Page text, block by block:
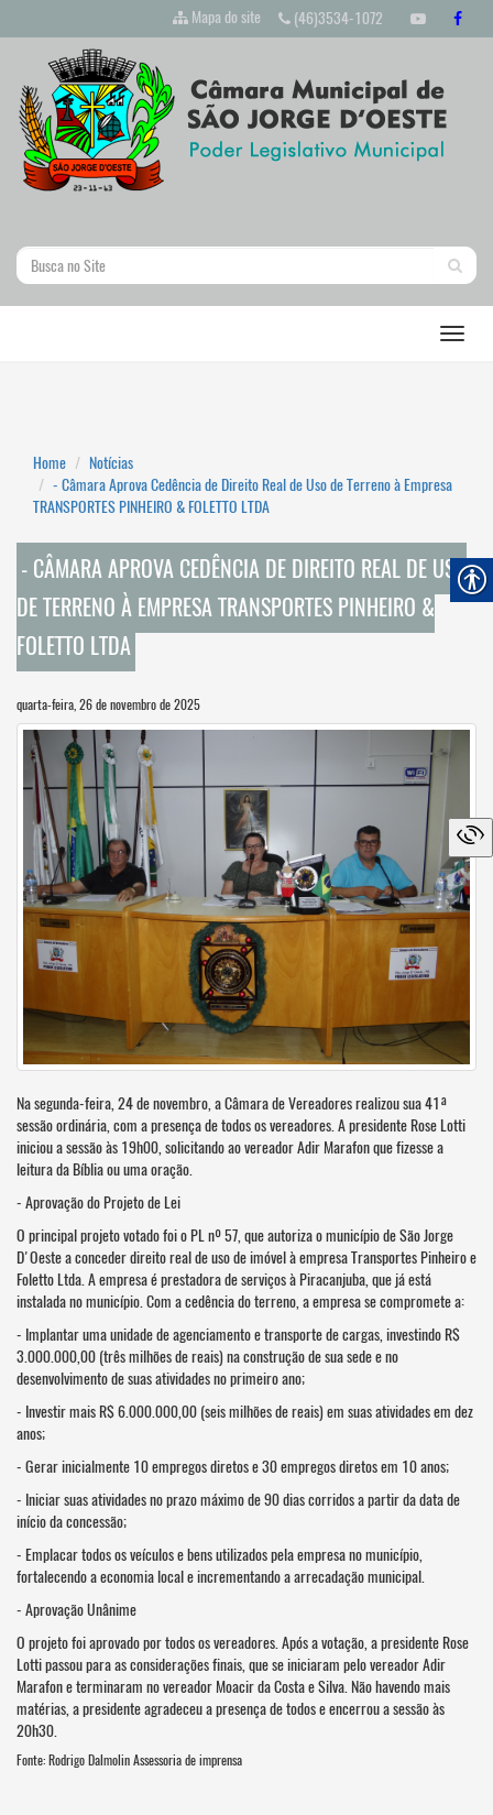
Mapa do site (46)3534-1072
Home
Notícias
- Câmara Aprova Cedência de Direito Real de Uso de Terreno à Empresa
TRANSPORTES PINHEIRO & FOLETTO LTDA
- CÂMARA APROVA CEDÊNCIA DE DIREITO REAL DE USO
DE TERRENO À EMPRESA TRANSPORTES PINHEIRO &
FOLETTO LTDA
quarta-feira, 26 de novembro de 2025
Na segunda-feira, 24 de novembro, a Câmara de Vereadores realizou sua 41ª
sessão ordinária, com a presença de todos os vereadores. A presidente Rose Lotti
iniciou a sessão às 19h00, solicitando ao vereador Adir Marafon que fizesse a
leitura da Bíblia ou uma oração.
- Aprovação do Projeto de Lei
O principal projeto votado foi o PL nº 57, que autoriza o município de São Jorge
D'Oeste a conceder direito real de uso de imóvel à empresa Transportes Pinheiro e
Foletto Ltda. A empresa é prestadora de serviços à Piracanjuba, que já está
instalada no município. Com a cedência do terreno, a empresa se compromete a:
- Implantar uma unidade de agenciamento e transporte de cargas, investindo R$
3.000.000,00 (três milhões de reais) na construção de sua sede e no
desenvolvimento de suas atividades no primeiro ano;
- Investir mais R$ 6.000.000,00 (seis milhões de reais) em suas atividades em dez
anos;
- Gerar inicialmente 10 empregos diretos e 30 empregos diretos em 10 anos;
- Iniciar suas atividades no prazo máximo de 90 dias corridos a partir da data de
início da concessão;
- Emplacar todos os veículos e bens utilizados pela empresa no município,
fortalecendo a economia local e incrementando a arrecadação municipal.
- Aprovação Unânime
O projeto foi aprovado por todos os vereadores. Após a votação, a presidente Rose
Lotti passou para as considerações finais, que se iniciaram pelo vereador Adir
Marafon e terminaram no vereador Moacir da Costa e Silva. Não havendo mais
matérias, a presidente agradeceu a presença de todos e encerrou a sessão às
20h30.
Fonte: Rodrigo Dalmolin Assessoria de imprensa